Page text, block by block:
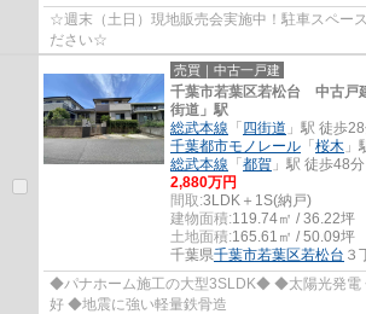
☆週末（土日）現地販売会実施中！駐車スペー
ださい☆
売買｜中古一戸建
千葉市若葉区若松台 中古戸
街道」駅
総武本線 「 四街道 」駅 徒歩
千葉都市モノレール 「 桜木 」
総武本線 「 都賀 」駅 徒歩48分
2,880万円
間取:3LDK＋1S(納戸)
建物面積:119.74㎡ / 36.22坪
土地面積:165.61㎡ / 50.09坪
千葉県千葉市若葉区若松台 ３
◆パナホーム施工の大型3SLDK◆ ◆太陽光発電
好 ◆地震に強い軽量鉄骨造